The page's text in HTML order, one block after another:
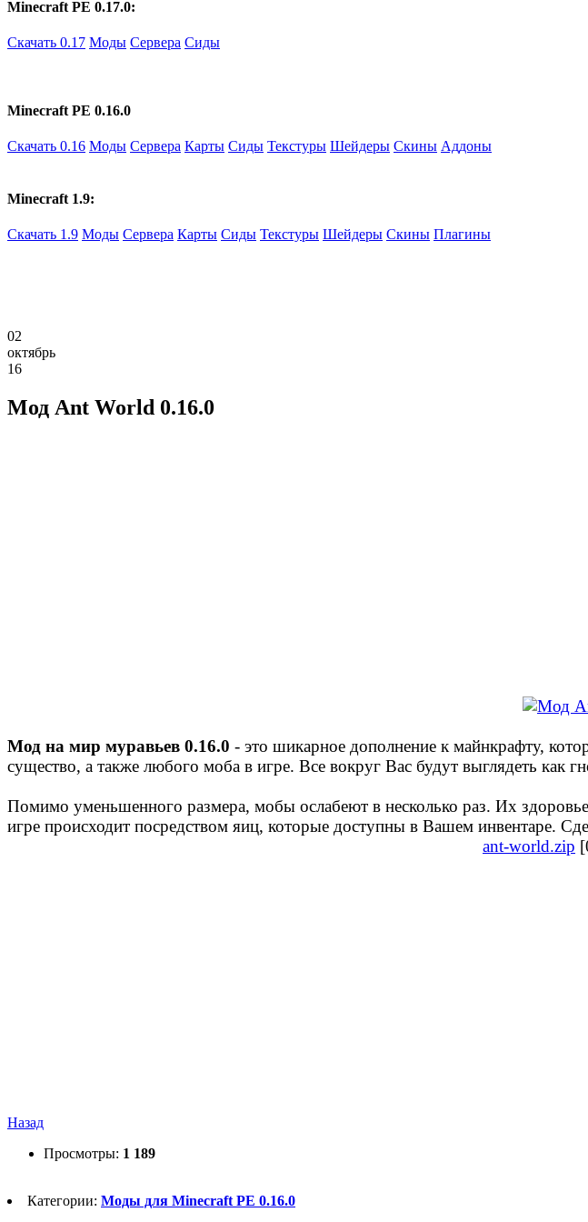
Minecraft PE 0.17.0:
Скачать 0.17 Моды Сервера Сиды
Minecraft PE 0.16.0
Скачать 0.16 Моды Сервера Карты Сиды Текстуры Шейдеры Скины Аддоны
Minecraft 1.9:
Скачать 1.9 Моды Сервера Карты Сиды Текстуры Шейдеры Скины Плагины
02
октябрь
16
Мод Ant World 0.16.0
Мод на мир муравьев 0.16.0 - это шикарное дополнение к майнкрафту,
существо, а также любого моба в игре. Все вокруг Вас будут выглядеть как
Помимо уменьшенного размера, мобы ослабеют в несколько раз. Их
игре происходит посредством яиц, которые доступны в Вашем инвентаре.
ant-world.zip
Назад
Просмотры: 1 189
Категории: Моды для Minecraft PE 0.16.0